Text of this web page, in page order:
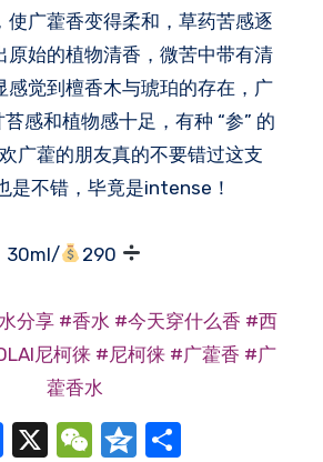
使广藿香变得柔和，草药苦感逐
原始的植物清香，微苦中带有清
感觉到檀香木与琥珀的存在，广
感和植物感十足，有种 “参” 的
广藿的朋友真的不要错过这支
是不错，毕竟是intense！
30ml/ 290
分享 #香水 #今天穿什么香 #西
尼柯徕 #尼柯徕 #广藿香 #广
藿香水
Facebook
X WeChat
Qzone